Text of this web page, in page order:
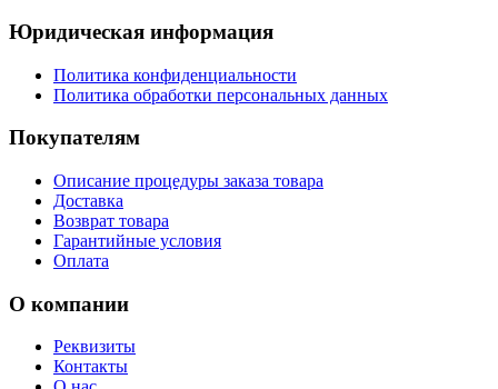
Юридическая информация
Политика конфиденциальности
Политика обработки персональных данных
Покупателям
Описание процедуры заказа товара
Доставка
Возврат товара
Гарантийные условия
Оплата
О компании
Реквизиты
Контакты